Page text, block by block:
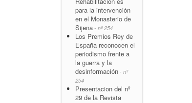
para la intervención
en el Monasterio de
Sijena - nº 254
Los Premios Rey de
España reconocen el
periodismo frente a
la guerra y la
desinformación - nº
254
Presentacion del nº
29 de la Revista